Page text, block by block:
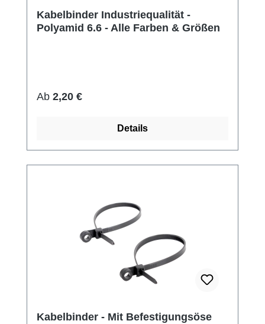
Kabelbinder Industriequalität -
Polyamid 6.6 - Alle Farben & Größen
Regulärer Preis:
Ab 2,20 €
Details
Kabelbinder - Mit Befestigungsöse